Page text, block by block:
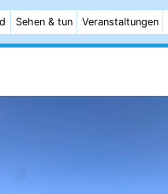
Sehen & tun Veranstaltungen